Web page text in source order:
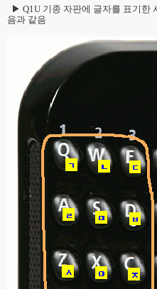
▶ Q1U 기종 자판에 글자를 표기한
음과 같음